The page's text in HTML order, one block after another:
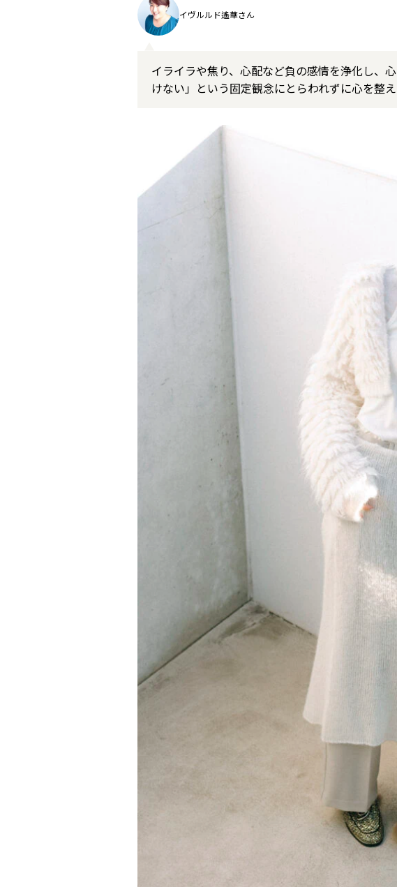
イヴルルド遙華さん
イライラや焦り、心配など負の感情を浄化し
けない」という固定観念にとらわれずに心を整え